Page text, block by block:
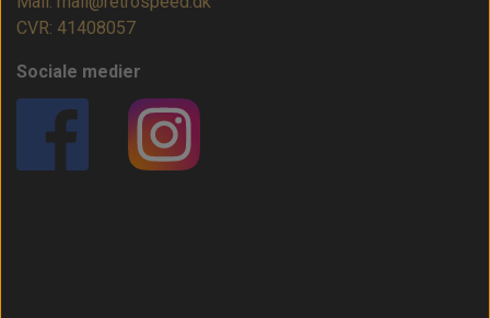
CVR: 41408057
Sociale medier